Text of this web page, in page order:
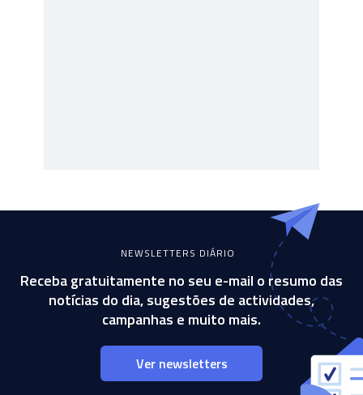
NEWSLETTERS DIÁRIO
Receba gratuitamente no seu e-mail o resumo das
notícias do dia, sugestões de actividades,
campanhas e muito mais.
Ver newsletters